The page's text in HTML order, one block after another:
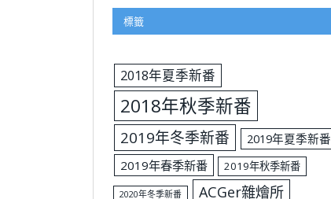
標籤
2018年夏季新番
2018年秋季新番
2019年冬季新番
2019年夏季新番
2019年春季新番
2019年秋季新番
2020年冬季新番 ACGer雜燴所